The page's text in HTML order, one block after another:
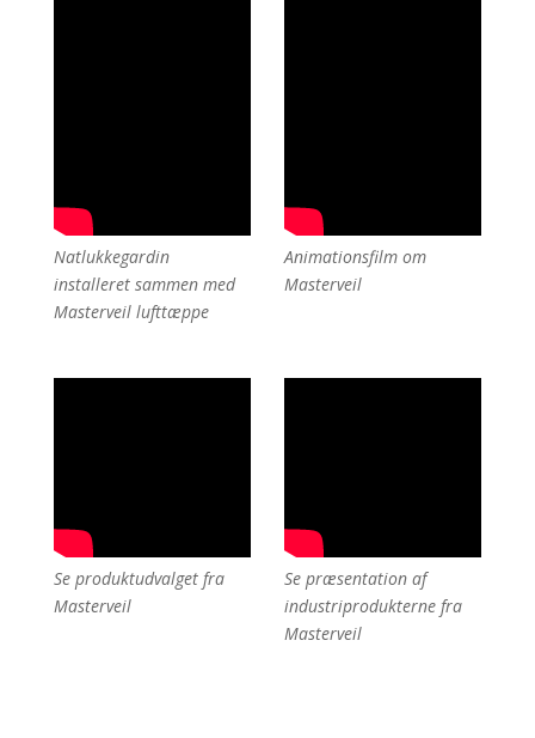
Natlukkegardin
installeret sammen med
Masterveil lufttæppe
Animationsfilm om
Masterveil
Se produktudvalget fra
Masterveil
Se præsentation af
industriprodukterne fra
Masterveil